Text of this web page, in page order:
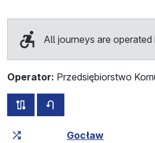
All journeys are
Operator: Przedsiębiorstwo
all routes of this line
Cumulative travel time
Gocław